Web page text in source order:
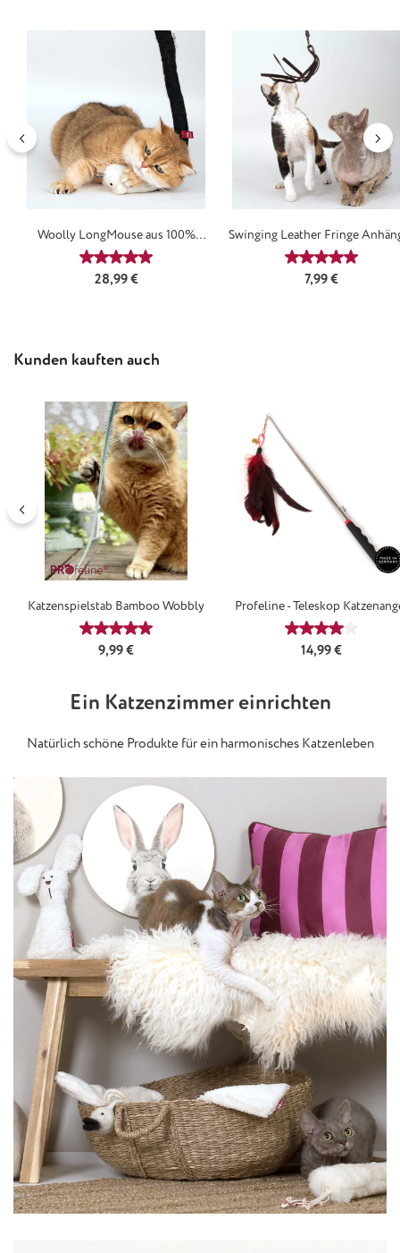
Woolly LongMouse aus 100%
SchurwolleDurchschnittliche Bewertung von 5 von 5 Sternen
Regulärer Preis:
28,99 €
Swinging Leather Fringe
Regulärer Preis:
7,99 €
Produktgalerie überspringen
Kunden kauften auch
Katzenspielstab Bamboo Wobbly
Durchschnittliche Bewertung von 4.88 von 5
Regulärer Preis:
9,99 €
Profeline - Teleskop
Regulärer Preis:
14,99 €
Ein Katzenzimmer einrichten
Natürlich schöne Produkte für ein harmonisches Katzenleben